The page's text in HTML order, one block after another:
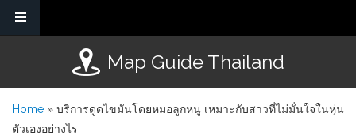
Skip to main content
Map Guide Thailand
You are here
Home » บริการดูดไขมันโดยหมอลูกหนู เหมาะกับสาวที่ไม่มั่นใจในหุ่น
ตัวเองอย่างไร